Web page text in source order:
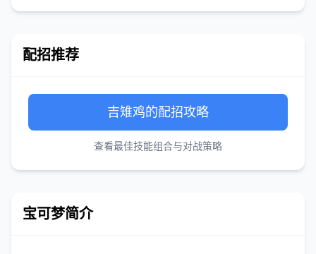
配招推荐
吉雉鸡的配招攻略
查看最佳技能组合与对战策略
宝可梦简介